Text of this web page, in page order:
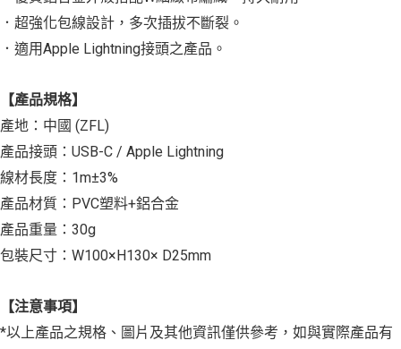
．超強化包線設計，多次插拔不斷裂。
．適用Apple Lightning接頭之產品。
【產品規格】
產地：中國 (ZFL)
產品接頭：USB-C / Apple Lightning
線材長度：1m±3%
產品材質：PVC塑料+鋁合金
產品重量：30g
包裝尺寸：W100×H130× D25mm
【注意事項】
*以上產品之規格、圖片及其他資訊僅供參考，如與實際產品有